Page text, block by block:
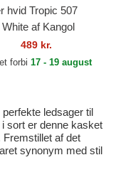
hvid Tropic 507
af Kangol
489 kr.
forbi 17 - 19 august
ledsager til
sort er denne kasket
af det
synonym med stil